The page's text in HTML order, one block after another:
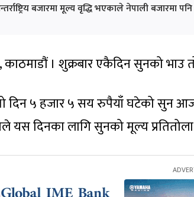
बजारमा मूल्य वृद्धि भएकाले नेपाली
। शुक्रबार एकैदिन सुनको भाउ
दिन ५ हजार ५ सय रुपैयाँ घटेको सुन
यस दिनका लागि सुनको मूल्य